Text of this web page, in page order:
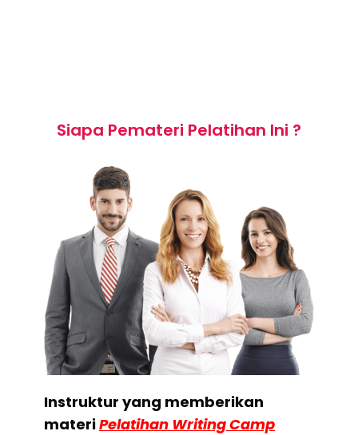
Siapa Pemateri Pelatihan Ini ?
Instruktur yang memberikan
materiPelatihan Writing Camp